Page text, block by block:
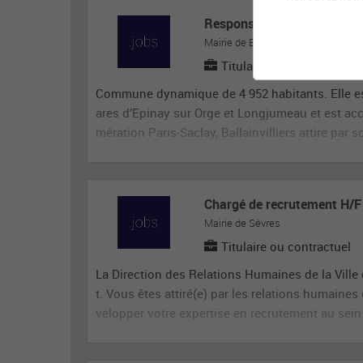
Responsable des
Mairie de Ballainvilliers
Titulaire ou contractuel
Commune dynamique de 4 952 habitants. Elle
ares d’Epinay sur Orge et Longjumeau et est
mération Paris-Saclay, Ballainvilliers attire par
Chargé de recrutement H/F
Mairie de Sèvres
Titulaire ou contractuel
La Direction des Relations Humaines de la
t. Vous êtes attiré(e) par les relations
velopper votre expertise en recrutement au